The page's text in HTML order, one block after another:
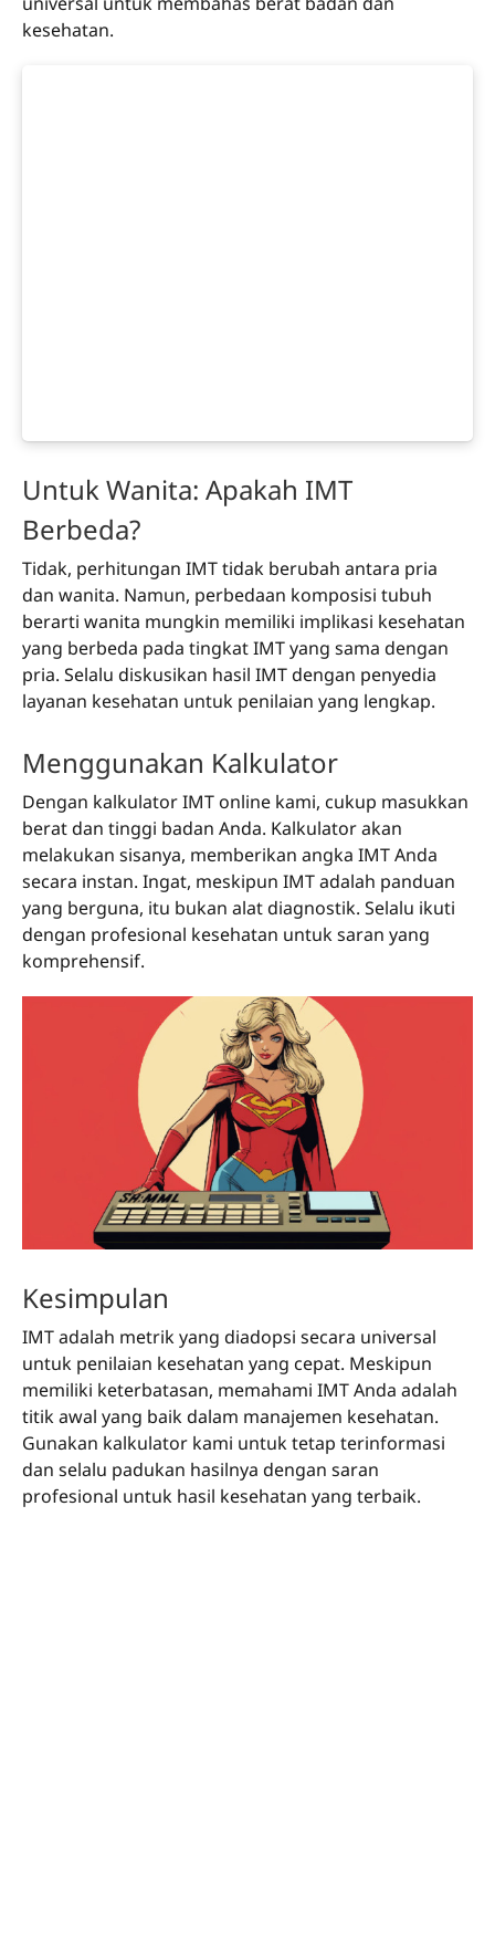
kesehatan.
Untuk Wanita: Apakah IMT
Berbeda?
Tidak, perhitungan IMT tidak berubah antara pria
dan wanita. Namun, perbedaan komposisi tubuh
berarti wanita mungkin memiliki implikasi kesehatan
yang berbeda pada tingkat IMT yang sama dengan
pria. Selalu diskusikan hasil IMT dengan penyedia
layanan kesehatan untuk penilaian yang lengkap.
Menggunakan Kalkulator
Dengan kalkulator IMT online kami, cukup masukkan
berat dan tinggi badan Anda. Kalkulator akan
melakukan sisanya, memberikan angka IMT Anda
secara instan. Ingat, meskipun IMT adalah panduan
yang berguna, itu bukan alat diagnostik. Selalu ikuti
dengan profesional kesehatan untuk saran yang
komprehensif.
Kesimpulan
IMT adalah metrik yang diadopsi secara universal
untuk penilaian kesehatan yang cepat. Meskipun
memiliki keterbatasan, memahami IMT Anda adalah
titik awal yang baik dalam manajemen kesehatan.
Gunakan kalkulator kami untuk tetap terinformasi
dan selalu padukan hasilnya dengan saran
profesional untuk hasil kesehatan yang terbaik.